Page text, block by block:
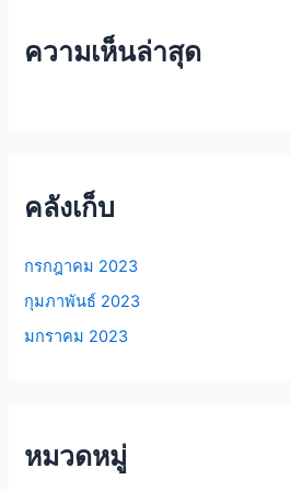
ความเห็นล่าสุด
คลังเก็บ
กรกฎาคม 2023
กุมภาพันธ์ 2023
มกราคม 2023
หมวดหมู่